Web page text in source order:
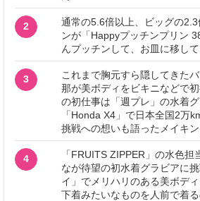
2
通常の5.6倍以上、ビッグの
ンが「Happyプッチンプリン
んプッチンして、お皿に移し
3
これまで胸元すら隠してきた
那が美ボディをビキニなどで
の初仕事は「週プレ」の水着
「Honda X4」で日本全国2万
挑戦への想いも語ったメイキ
4
「FRUITS ZIPPER」の水色担
なが待望の初水着グラビアに
イ」でメリハリのある美ボデ
下着みたいなものを人前で着る